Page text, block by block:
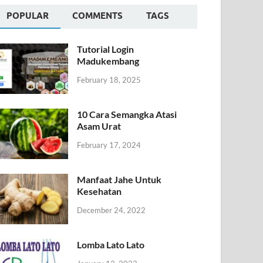
POPULAR COMMENTS TAGS
Tutorial Login
Madukembang
February 18, 2025
10 Cara Semangka Atasi
Asam Urat
February 17, 2024
Manfaat Jahe Untuk
Kesehatan
December 24, 2022
Lomba Lato Lato